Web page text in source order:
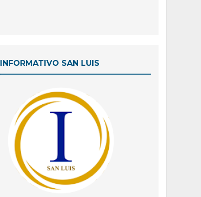
INFORMATIVO SAN LUIS